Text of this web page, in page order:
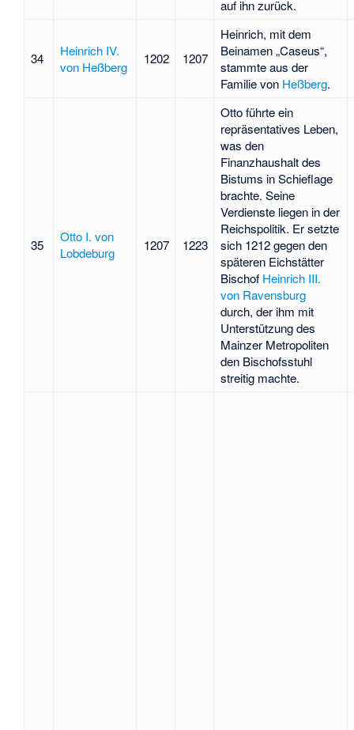
auf ihn zurück.
34
Heinrich IV.
von Heßberg
1202 1207
Heinrich, mit dem
Beinamen „Caseus“,
stammte aus der
Familie von Heßberg.
35
Otto I. von
Lobdeburg
1207 1223
Otto führte ein
repräsentatives Leben,
was den
Finanzhaushalt des
Bistums in Schieflage
brachte. Seine
Verdienste liegen in der
Reichspolitik. Er setzte
sich 1212 gegen den
späteren Eichstätter
Bischof Heinrich III.
von Ravensburg
durch, der ihm mit
Unterstützung des
Mainzer Metropoliten
den Bischofsstuhl
streitig machte.